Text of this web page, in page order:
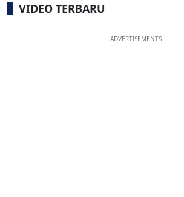
VIDEO TERBARU
ADVERTISEMENTS